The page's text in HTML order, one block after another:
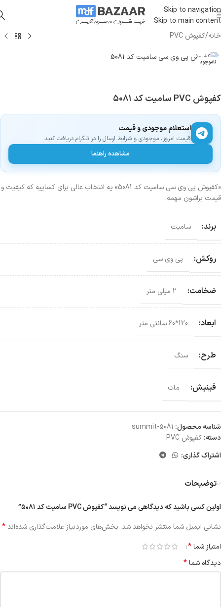
Skip to navigation
Skip to main content
خانه/کفپوش PVC
ناموجود
کفپوش PVC سامیت کد ۵۰۸۱
استعلام موجودی و قیمت
قیمت امروز، موجودی و شرایط ارسال را در تلگرام دریافت کنید
مشاهده راهنما
«کفپوش پی وی سی سامیت کد 5081» یه انتخاب عالی برای کساییه که کیفیت و
قیمت براشون مهمه.
برند: سامیت
روکش: پی وی سی
ضخامت: 2 میلی متر
ابعاد: 120*60 سانتی‌ متر
طرح: سنگ
فینیش: مات
شناسه محصول: summit-5081
دسته: کفپوش PVC
اشتراک گذاری:
توضیحات
اولین کسی باشید که دیدگاهی می نویسد “کفپوش PVC سامیت کد ۵۰۸۱”
نشانی ایمیل شما منتشر نخواهد شد. بخش‌های موردنیاز علامت‌گذاری شده‌اند*
امتیاز شما*
دیدگاه شما*